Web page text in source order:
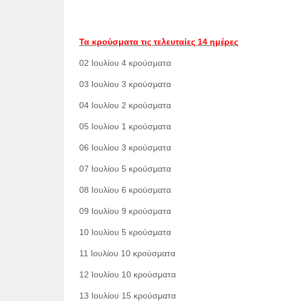
Τα κρούσματα τις τελευταίες 14 ημέρες
02 Ιουλίου 4 κρούσματα
03 Ιουλίου 3 κρούσματα
04 Ιουλίου 2 κρούσματα
05 Ιουλίου 1 κρούσματα
06 Ιουλίου 3 κρούσματα
07 Ιουλίου 5 κρούσματα
08 Ιουλίου 6 κρούσματα
09 Ιουλίου 9 κρούσματα
10 Ιουλίου 5 κρούσματα
11 Ιουλίου 10 κρούσματα
12 Ιουλίου 10 κρούσματα
13 Ιουλίου 15 κρούσματα